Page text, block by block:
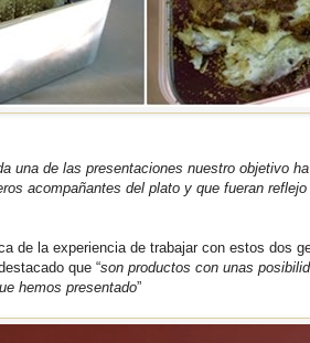
una de las presentaciones nuestro objetivo
acompañantes del plato y que fueran
de la experiencia de trabajar con estos dos
que “son productos con unas
hemos presentado”